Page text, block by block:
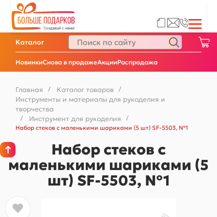
НовинкиСнова в продажеАкцииРаспродажа
Каталог
Главная / Каталог товаров /
Инструменты и материалы для рукоделия и
творчества
/ Инструмент для рукоделия
/
Набор стеков с маленькими шариками (5 шт) SF-5503, №1
Набор стеков с
маленькими шариками (5
шт) SF-5503, №1